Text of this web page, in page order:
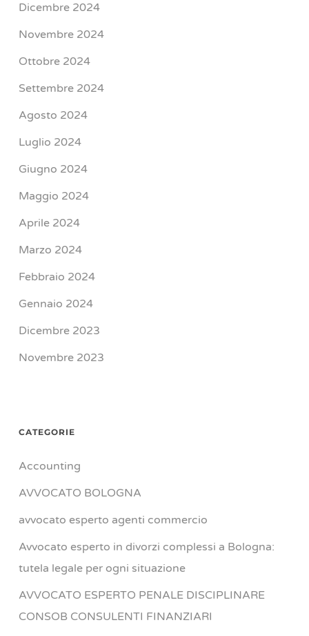
Dicembre 2024
Novembre 2024
Ottobre 2024
Settembre 2024
Agosto 2024
Luglio 2024
Giugno 2024
Maggio 2024
Aprile 2024
Marzo 2024
Febbraio 2024
Gennaio 2024
Dicembre 2023
Novembre 2023
CATEGORIE
Accounting
AVVOCATO BOLOGNA
avvocato esperto agenti commercio
Avvocato esperto in divorzi complessi a Bologna:
tutela legale per ogni situazione
AVVOCATO ESPERTO PENALE DISCIPLINARE
CONSOB CONSULENTI FINANZIARI